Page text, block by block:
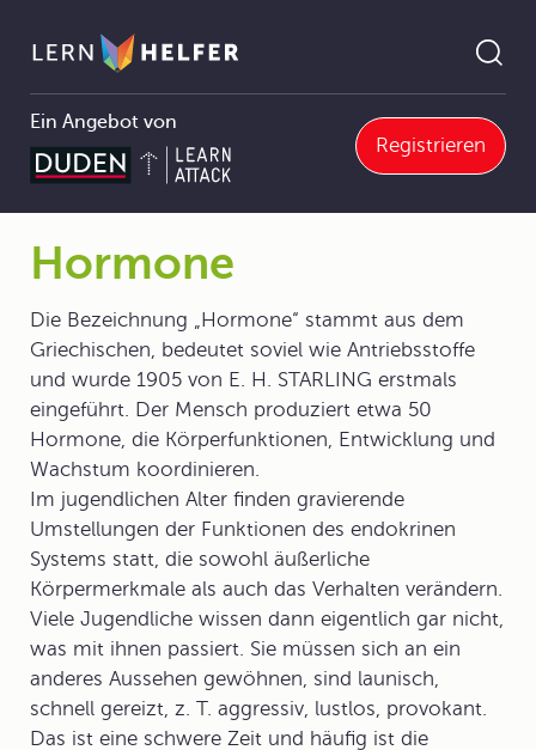
Ein Angebot von
Registrieren
Pfadnavigation
Biologie 3.8.0 Überblick Hormone
Hormone
Die Bezeichnung „Hormone“ stammt aus dem
Griechischen, bedeutet soviel wie Antriebsstoffe
und wurde 1905 von E. H. STARLING erstmals
eingeführt. Der Mensch produziert etwa 50
Hormone, die Körperfunktionen, Entwicklung und
Wachstum koordinieren.
Im jugendlichen Alter finden gravierende
Umstellungen der Funktionen des endokrinen
Systems statt, die sowohl äußerliche
Körpermerkmale als auch das Verhalten verändern.
Viele Jugendliche wissen dann eigentlich gar nicht,
was mit ihnen passiert. Sie müssen sich an ein
anderes Aussehen gewöhnen, sind launisch,
schnell gereizt, z. T. aggressiv, lustlos, provokant.
Das ist eine schwere Zeit und häufig ist die